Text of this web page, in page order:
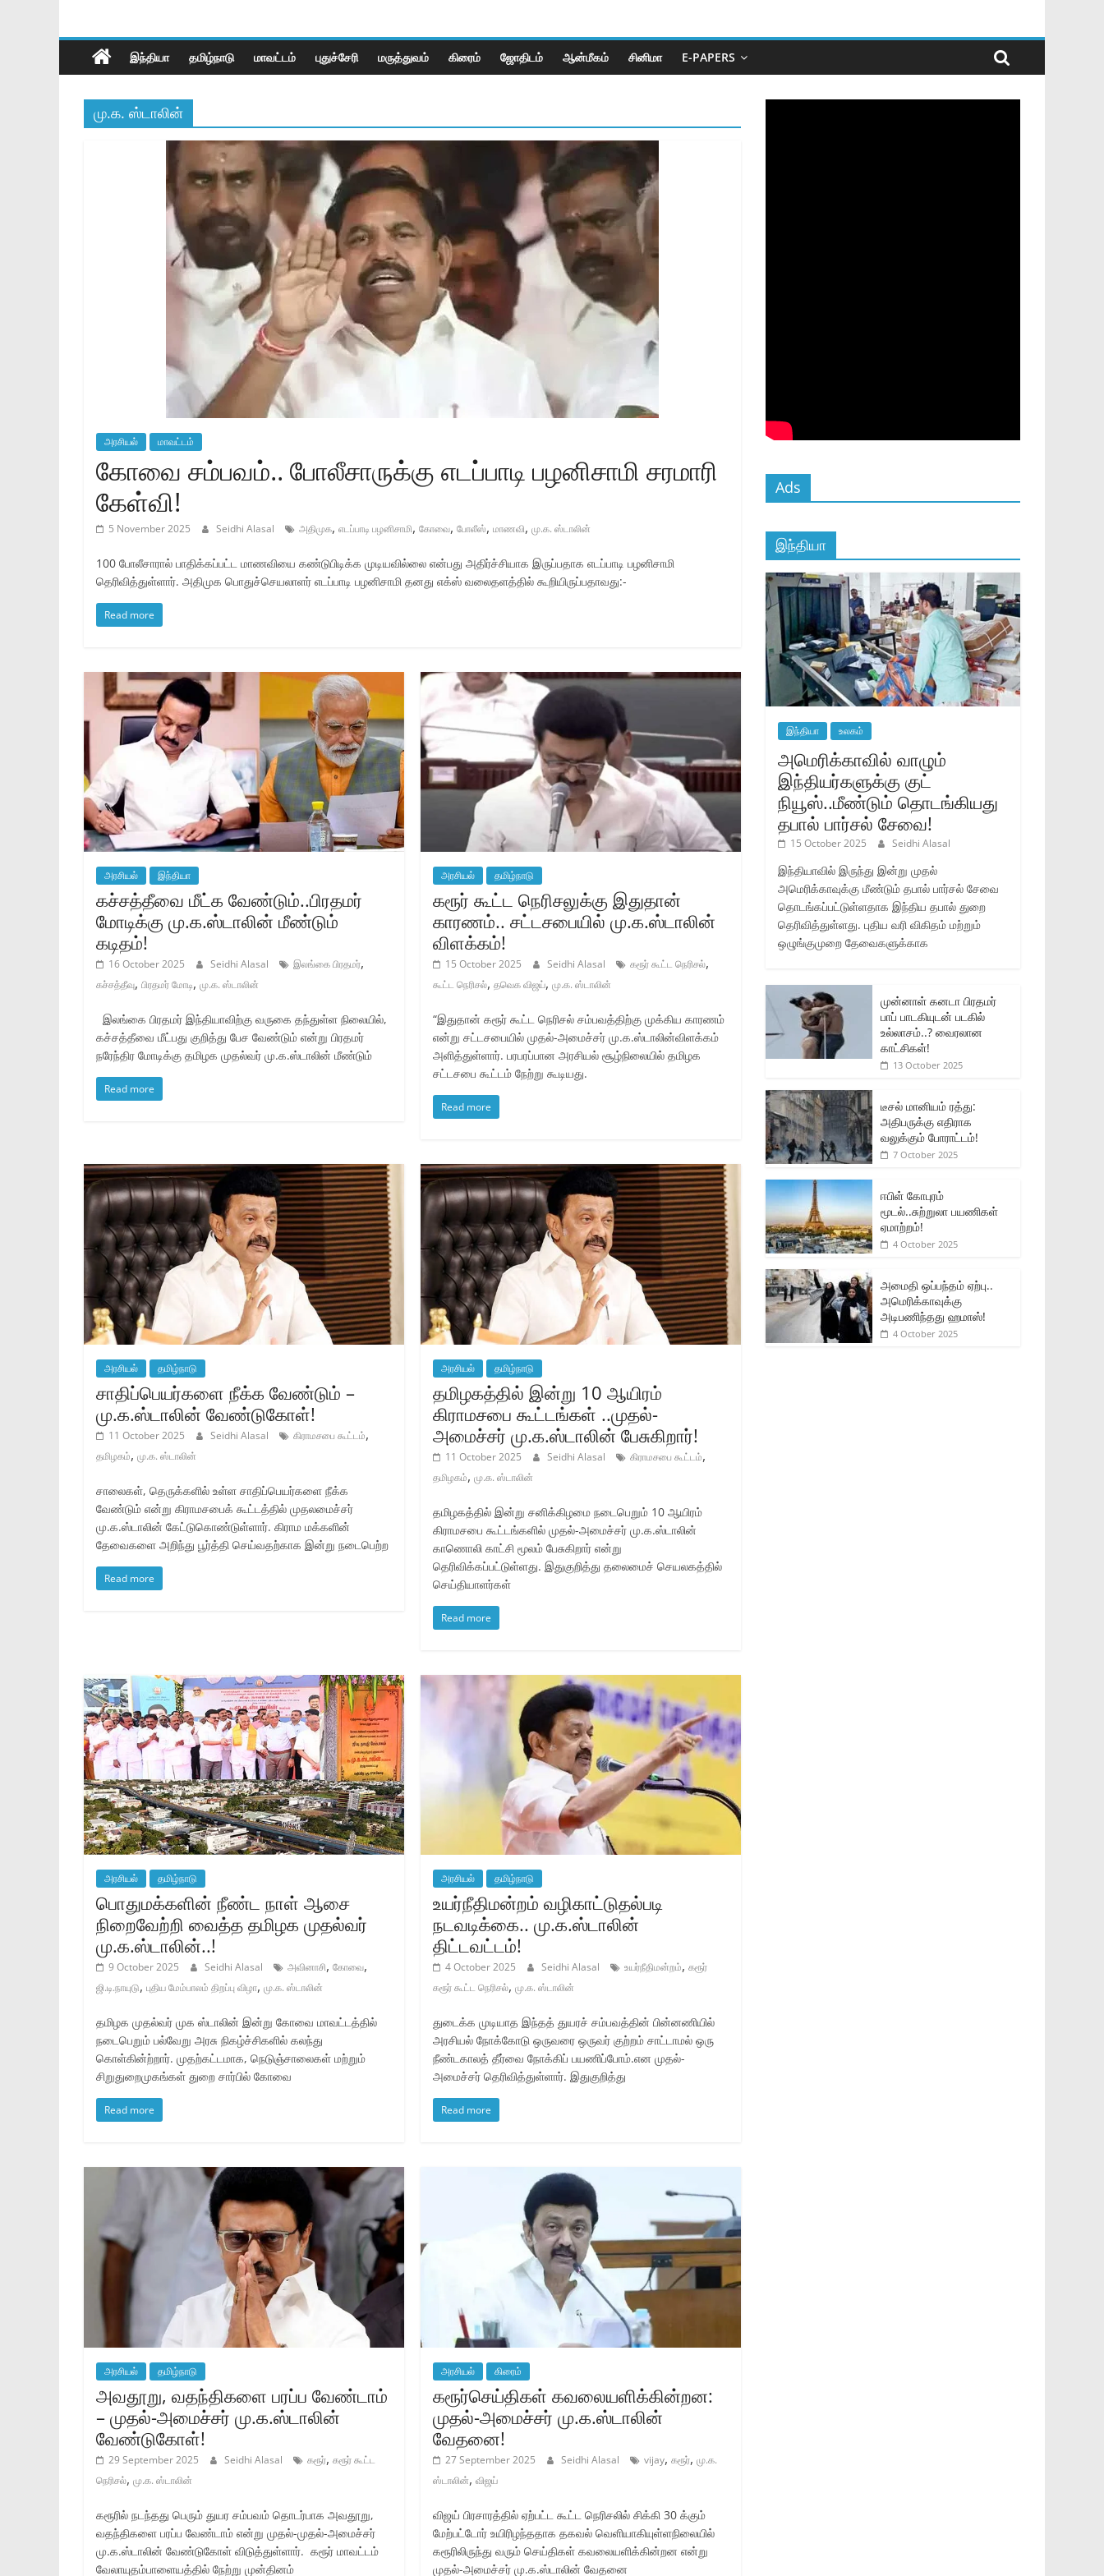
இந்தியா தமிழ்நாடு மாவட்டம் புதுச்சேரி மருத்துவம் கிரைம் ஜோ‌திட‌ம் ஆன்மீகம் சினிமா E-PAPERS
மு.க. ஸ்டாலின்
அரசியல் மாவட்டம்
கோவை சம்பவம்.. போலீசாருக்கு எடப்பாடி பழனிசாமி சரமாரி
கேள்வி!
5 November 2025 Seidhi Alasal அதிமுக, எடப்பாடி பழனிசாமி, கோவை, போலீஸ், மாணவி, மு.க. ஸ்டாலின்
100 போலீசாரால் பாதிக்கப்பட்ட மாணவியை கண்டுபிடிக்க முடியவில்லை என்பது அதிர்ச்சியாக இருப்பதாக எடப்பாடி பழனிசாமி
தெரிவித்துள்ளார். அதிமுக பொதுச்செயலாளர் எடப்பாடி பழனிசாமி தனது எக்ஸ் வலைதளத்தில் கூறியிருப்பதாவது:-
Read more
அரசியல் இந்தியா
கச்சத்தீவை மீட்க வேண்டும்..பிரதமர்
மோடிக்கு மு.க.ஸ்டாலின் மீண்டும்
கடிதம்!
16 October 2025 Seidhi Alasal இலங்கை பிரதமர்,
கச்சத்தீவு, பிரதமர் மோடி, மு.க. ஸ்டாலின்
இலங்கை பிரதமர் இந்தியாவிற்கு வருகை தந்துள்ள நிலையில்,
கச்சத்தீவை மீட்பது குறித்து பேச வேண்டும் என்று பிரதமர்
நரேந்திர மோடிக்கு தமிழக முதல்வர் மு.க.ஸ்டாலின் மீண்டும்
Read more
அரசியல் தமிழ்நாடு
கரூர் கூட்ட நெரிசலுக்கு இதுதான்
காரணம்.. சட்டசபையில் மு.க.ஸ்டாலின்
விளக்கம்!
15 October 2025 Seidhi Alasal கரூர் கூட்ட நெரிசல்,
கூட்ட நெரிசல்,தவெக விஜய்,மு.க. ஸ்டாலின்
“இதுதான் கரூர் கூட்ட நெரிசல் சம்பவத்திற்கு முக்கிய காரணம்
என்று சட்டசபையில் முதல்-அமைச்சர் மு.க.ஸ்டாலின்விளக்கம்
அளித்துள்ளார். பரபரப்பான அரசியல் சூழ்நிலையில் தமிழக
சட்டசபை கூட்டம் நேற்று கூடியது.
Read more
அரசியல் தமிழ்நாடு
சாதிப்பெயர்களை நீக்க வேண்டும் –
மு.க.ஸ்டாலின் வேண்டுகோள்!
11 October 2025 Seidhi Alasal கிராமசபை கூட்டம்,
தமிழகம், மு.க. ஸ்டாலின்
சாலைகள், தெருக்களில் உள்ள சாதிப்பெயர்களை நீக்க
வேண்டும் என்று கிராமசபைக் கூட்டத்தில் முதலமைச்சர்
மு.க.ஸ்டாலின் கேட்டுகொண்டுள்ளார். கிராம மக்களின்
தேவைகளை அறிந்து பூர்த்தி செய்வதற்காக இன்று நடைபெற்ற
Read more
அரசியல் தமிழ்நாடு
தமிழகத்தில் இன்று 10 ஆயிரம்
கிராமசபை கூட்டங்கள் ..முதல்-
அமைச்சர் மு.க.ஸ்டாலின் பேசுகிறார்!
11 October 2025 Seidhi Alasal கிராமசபை கூட்டம்,
தமிழகம்,மு.க. ஸ்டாலின்
தமிழகத்தில் இன்று சனிக்கிழமை நடைபெறும் 10 ஆயிரம்
கிராமசபை கூட்டங்களில் முதல்-அமைச்சர் மு.க.ஸ்டாலின்
காணொலி காட்சி மூலம் பேசுகிறார் என்று
தெரிவிக்கப்பட்டுள்ளது. இதுகுறித்து தலைமைச் செயலகத்தில்
செய்தியாளர்கள்
Read more
அரசியல் தமிழ்நாடு
பொதுமக்களின் நீண்ட நாள் ஆசை
நிறைவேற்றி வைத்த தமிழக முதல்வர்
மு.க.ஸ்டாலின்..!
9 October 2025 Seidhi Alasal அவினாசி, கோவை,
ஜி.டி.நாயுடு, புதிய மேம்பாலம் திறப்பு விழா, மு.க. ஸ்டாலின்
தமிழக முதல்வர் முக ஸ்டாலின் இன்று கோவை மாவட்டத்தில்
நடைபெறும் பல்வேறு அரசு நிகழ்ச்சிகளில் கலந்து
கொள்கின்ற்றார். முதற்கட்டமாக, நெடுஞ்சாலைகள் மற்றும்
சிறுதுறைமுகங்கள் துறை சார்பில் கோவை
Read more
அரசியல் தமிழ்நாடு
உயர்நீதிமன்றம் வழிகாட்டுதல்படி
நடவடிக்கை.. மு.க.ஸ்டாலின்
திட்டவட்டம்!
4 October 2025 Seidhi Alasal உயர்நீதிமன்றம்,கரூர்
கரூர் கூட்ட நெரிசல்,மு.க. ஸ்டாலின்
துடைக்க முடியாத இந்தத் துயரச் சம்பவத்தின் பின்னணியில்
அரசியல் நோக்கோடு ஒருவரை ஒருவர் குற்றம் சாட்டாமல் ஒரு
நீண்டகாலத் தீர்வை நோக்கிப் பயணிப்போம்.என முதல்-
அமைச்சர் தெரிவித்துள்ளார். இதுகுறித்து
Read more
அரசியல் தமிழ்நாடு
அவதூறு, வதந்திகளை பரப்ப வேண்டாம்
– முதல்-அமைச்சர் மு.க.ஸ்டாலின்
வேண்டுகோள்!
29 September 2025 Seidhi Alasal கரூர், கரூர் கூட்ட
நெரிசல், மு.க. ஸ்டாலின்
கரூரில் நடந்தது பெரும் துயர சம்பவம் தொடர்பாக அவதூறு,
வதந்திகளை பரப்ப வேண்டாம் என்று முதல்-முதல்-அமைச்சர்
மு.க.ஸ்டாலின் வேண்டுகோள் விடுத்துள்ளார். கரூர் மாவட்டம்
வேலாயுதம்பாளையத்தில் நேற்று முன்தினம்
அரசியல் கிரைம்
கரூர்செய்திகள் கவலையளிக்கின்றன:
முதல்-அமைச்சர் மு.க.ஸ்டாலின்
வேதனை!
27 September 2025 Seidhi Alasal vijay,கரூர்,மு.க.
ஸ்டாலின்,விஜய்
விஜய் பிரசாரத்தில் ஏற்பட்ட கூட்ட நெரிசலில் சிக்கி 30 க்கும்
மேற்பட்டோர் உயிரிழந்ததாக தகவல் வெளியாகியுள்ளநிலையில்
கரூரிலிருந்து வரும் செய்திகள் கவலையளிக்கின்றன என்று
முதல்-அமைச்சர் மு.க.ஸ்டாலின் வேதனை
Ads
இந்தியா
இந்தியா உலகம்
அமெரிக்காவில் வாழும்
இந்தியர்களுக்கு குட்
நியூஸ்..மீண்டும் தொடங்கியது
தபால் பார்சல் சேவை!
15 October 2025 Seidhi Alasal
இந்தியாவில் இருந்து இன்று முதல்
அமெரிக்காவுக்கு மீண்டும் தபால் பார்சல் சேவை
தொடங்கப்பட்டுள்ளதாக இந்திய தபால் துறை
தெரிவித்துள்ளது. புதிய வரி விகிதம் மற்றும்
ஒழுங்குமுறை தேவைகளுக்காக
முன்னாள் கனடா பிரதமர்
பாப் பாடகியுடன் படகில்
உல்லாசம்..? வைரலான
காட்சிகள்!
13 October 2025
டீசல் மானியம் ரத்து:
அதிபருக்கு எதிராக
வலுக்கும் போராட்டம்!
7 October 2025
ஈபிள் கோபுரம்
மூடல்..சுற்றுலா பயணிகள்
ஏமாற்றம்!
4 October 2025
அமைதி ஒப்பந்தம் ஏற்பு..
அமெரிக்காவுக்கு
அடிபணிந்தது ஹமாஸ்!
4 October 2025